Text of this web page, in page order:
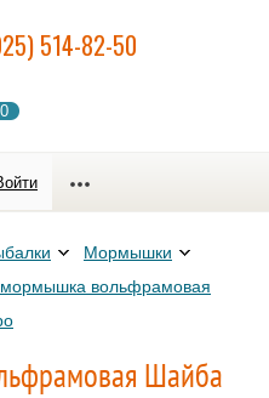
0
514-82-50
Мормышки
мормышка вольфрамовая
Шайба